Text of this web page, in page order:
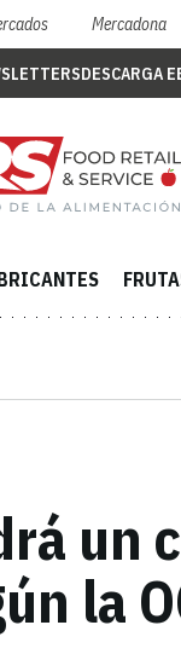
Mercadona
DESCARGA
un
la